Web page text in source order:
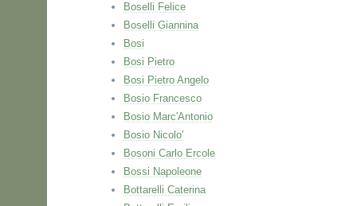
Boselli Felice
Boselli Giannina
Bosi
Bosi Pietro
Bosi Pietro Angelo
Bosio Francesco
Bosio Marc'Antonio
Bosio Nicolo'
Bosoni Carlo Ercole
Bossi Napoleone
Bottarelli Caterina